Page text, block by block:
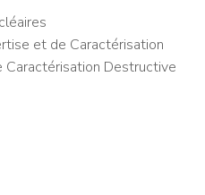
et de Caractérisation
Caractérisation Destructive